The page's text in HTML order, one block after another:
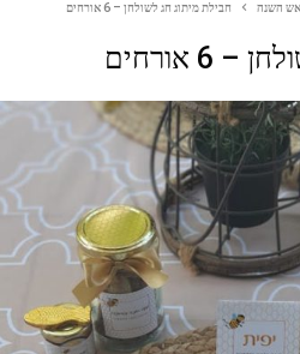
השנה חבילת מיתוג חג לשולחן – 6 אורחים
אורחים